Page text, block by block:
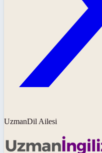
UzmanDil Ailesi